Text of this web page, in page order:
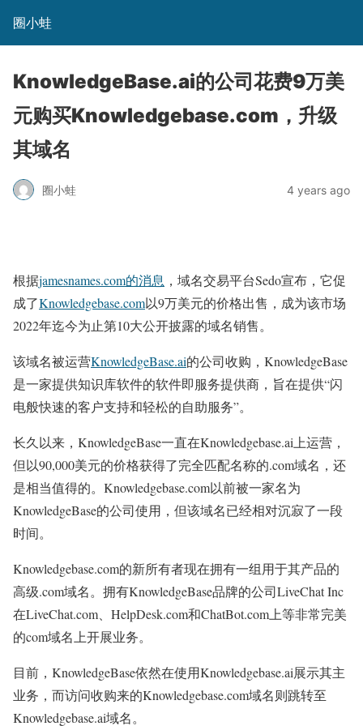
圈小蛙
KnowledgeBase.ai的公司花费9万美
元购买Knowledgebase.com，升级
其域名
圈小蛙 4 years ago
根据jamesnames.com的消息 ，域名交易平台Sedo宣布，它促
成了Knowledgebase.com以9万美元的价格出售，成为该市场
2022年迄今为止第10大公开披露的域名销售。
该域名被运营KnowledgeBase.ai的公司收购，KnowledgeBase
是一家提供知识库软件的软件即服务提供商，旨在提供“闪
电般快速的客户支持和轻松的自助服务”。
长久以来，KnowledgeBase一直在Knowledgebase.ai上运营，
但以90,000美元的价格获得了完全匹配名称的.com域名，还
是相当值得的。Knowledgebase.com以前被一家名为
KnowledgeBase的公司使用，但该域名已经相对沉寂了一段
时间。
Knowledgebase.com的新所有者现在拥有一组用于其产品的
高级.com域名。拥有KnowledgeBase品牌的公司LiveChat Inc
在LiveChat.com、HelpDesk.com和ChatBot.com上等非常完美
的com域名上开展业务。
目前，KnowledgeBase依然在使用Knowledgebase.ai展示其主
业务，而访问收购来的Knowledgebase.com域名则跳转至
Knowledgebase.ai域名。